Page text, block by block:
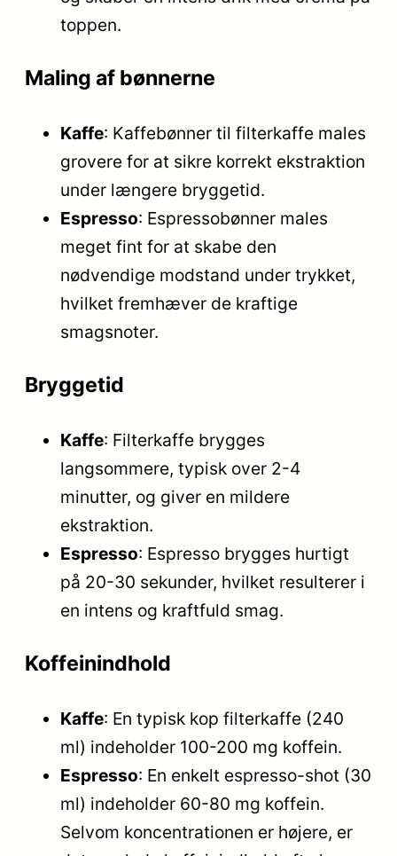
toppen.
Maling af bønnerne
Kaffe: Kaffebønner til filterkaffe males
grovere for at sikre korrekt ekstraktion
under længere bryggetid.
Espresso: Espressobønner males
meget fint for at skabe den
nødvendige modstand under trykket,
hvilket fremhæver de kraftige
smagsnoter.
Bryggetid
Kaffe: Filterkaffe brygges
langsommere, typisk over 2-4
minutter, og giver en mildere
ekstraktion.
Espresso: Espresso brygges hurtigt
på 20-30 sekunder, hvilket resulterer i
en intens og kraftfuld smag.
Koffeinindhold
Kaffe: En typisk kop filterkaffe (240
ml) indeholder 100-200 mg koffein.
Espresso: En enkelt espresso-shot (30
ml) indeholder 60-80 mg koffein.
Selvom koncentrationen er højere, er